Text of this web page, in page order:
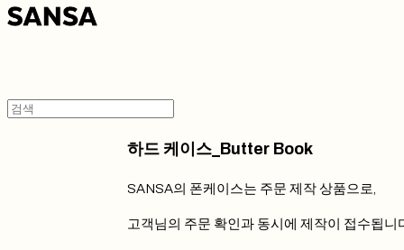
하드 케이스_Butter Book
SANSA의 폰케이스는 주문 제작 상품으로,
고객님의 주문 확인과 동시에 제작이 접수됩니